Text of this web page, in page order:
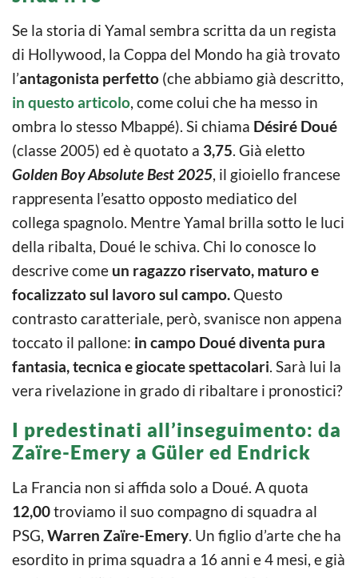
Se la storia di Yamal sembra scritta da un regista
di Hollywood, la Coppa del Mondo ha già trovato
l’antagonista perfetto (che abbiamo già descritto,
in questo articolo, come colui che ha messo in
ombra lo stesso Mbappé). Si chiama Désiré Doué
(classe 2005) ed è quotato a 3,75. Già eletto
Golden Boy Absolute Best 2025, il gioiello francese
rappresenta l’esatto opposto mediatico del
collega spagnolo. Mentre Yamal brilla sotto le luci
della ribalta, Doué le schiva. Chi lo conosce lo
descrive come un ragazzo riservato, maturo e
focalizzato sul lavoro sul campo. Questo
contrasto caratteriale, però, svanisce non appena
toccato il pallone: in campo Doué diventa pura
fantasia, tecnica e giocate spettacolari. Sarà lui la
vera rivelazione in grado di ribaltare i pronostici?
I predestinati all’inseguimento: da
Zaïre-Emery a Güler ed Endrick
La Francia non si affida solo a Doué. A quota
12,00troviamo il suo compagno di squadra al
PSG, Warren Zaïre-Emery. Un figlio d’arte che ha
esordito in prima squadra a 16 anni e 4 mesi, e già